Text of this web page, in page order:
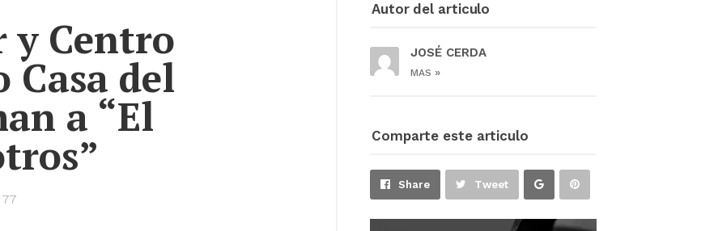
y Centro
del
a “El
•
77
Autor del articulo
JOSÉ CERDA
MAS »
Comparte este articulo
Share Tweet Share Pin